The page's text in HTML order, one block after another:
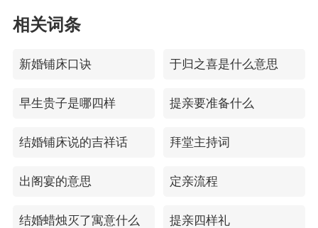
相关词条
新婚铺床口诀 于归之喜是什么意思
早生贵子是哪四样 提亲要准备什么
结婚铺床说的吉祥话 拜堂主持词
出阁宴的意思 定亲流程
结婚蜡烛灭了寓意什么 提亲四样礼